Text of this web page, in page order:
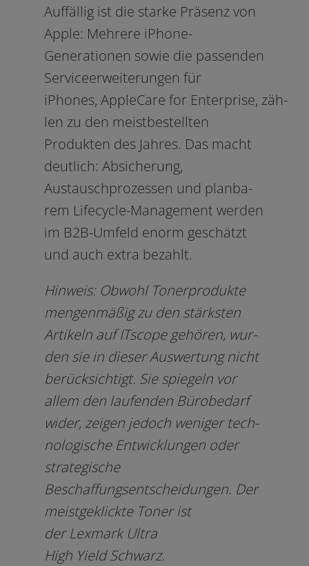
Auffällig ist die star­ke Präsenz von
Apple: Mehrere iPhone-
Generationen sowie die pas­sen­den
Serviceerweiterungen für
iPhones, AppleCare for Enterprise, zäh­
len zu den meist­be­stell­ten
Produkten des Jahres. Das macht
deut­lich: Absicherung,
Austauschprozessen und plan­ba­
rem Lifecycle-Management wer­den
im B2B-Umfeld enorm geschätzt
und auch extra bezahlt.
Hinweis: Obwohl Tonerprodukte
men­gen­mä­ßig zu den stärks­ten
Artikeln auf ITscope gehö­ren, wur­
den sie in die­ser Auswertung nicht
berück­sich­tigt. Sie spie­geln vor
allem den lau­fen­den Bürobedarf
wider, zei­gen jedoch weni­ger tech­
no­lo­gi­sche Entwicklungen oder
stra­te­gi­sche
Beschaffungsentscheidungen. Der
meist­ge­klick­te Toner ist
der Lexmark Ultra
High Yield Schwarz.